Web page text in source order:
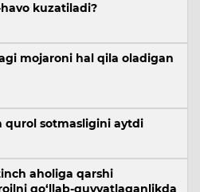
kuzatiladi?
mojaroni hal qila oladigan
qurol sotmasligini aytdi
aholiga qarshi
qo‘llab-quvvatlaganlikda